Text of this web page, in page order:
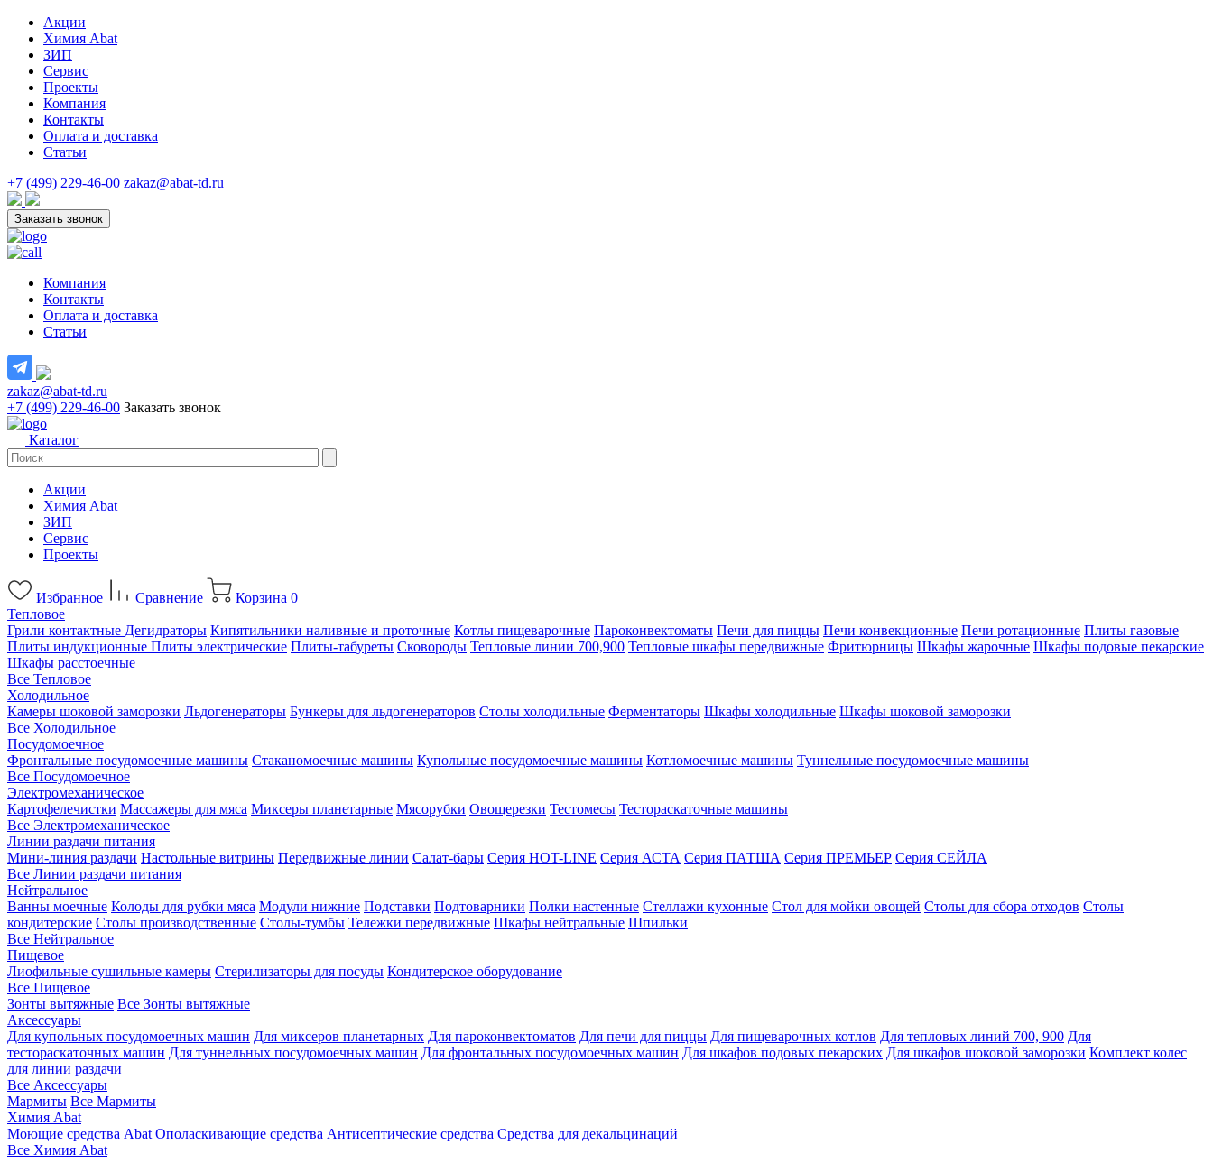
Акции
Химия Abat
ЗИП
Сервис
Проекты
Компания
Контакты
Оплата и доставка
Статьи
+7 (499) 229-46-00 zakaz@abat-td.ru
Заказать звонок
Компания
Контакты
Оплата и доставка
Статьи
zakaz@abat-td.ru
+7 (499) 229-46-00 Заказать звонок
Каталог
Акции
Химия Abat
ЗИП
Сервис
Проекты
Избранное Сравнение Корзина 0
Тепловое
Грили контактные Дегидраторы Кипятильники наливные и проточные Котлы пищеварочные Пароконвектоматы Печи для пиццы Печи конвекционные Печи ротационные Плиты газовые
Плиты индукционные Плиты электрические Плиты-табуреты Сковороды Тепловые линии 700,900 Тепловые шкафы передвижные Фритюрницы Шкафы жарочные Шкафы подовые пекарские
Шкафы расстоечные
Все Тепловое
Холодильное
Камеры шоковой заморозки Льдогенераторы Бункеры для льдогенераторов Столы холодильные Ферментаторы Шкафы холодильные Шкафы шоковой заморозки
Все Холодильное
Посудомоечное
Фронтальные посудомоечные машины Стаканомоечные машины Купольные посудомоечные машины Котломоечные машины Туннельные посудомоечные машины
Все Посудомоечное
Электромеханическое
Картофелечистки Массажеры для мяса Миксеры планетарные Мясорубки Овощерезки Тестомесы Тестораскаточные машины
Все Электромеханическое
Линии раздачи питания
Мини-линия раздачи Настольные витрины Передвижные линии Салат-бары Серия HOT-LINE Серия АСТА Серия ПАТША Серия ПРЕМЬЕР Серия СЕЙЛА
Все Линии раздачи питания
Нейтральное
Ванны моечные Колоды для рубки мяса Модули нижние Подставки Подтоварники Полки настенные Стеллажи кухонные Стол для мойки овощей Столы для сбора отходов Столы
кондитерские Столы производственные Столы-тумбы Тележки передвижные Шкафы нейтральные Шпильки
Все Нейтральное
Пищевое
Лиофильные сушильные камеры Стерилизаторы для посуды Кондитерское оборудование
Все Пищевое
Зонты вытяжные Все Зонты вытяжные
Аксессуары
Для купольных посудомоечных машин Для миксеров планетарных Для пароконвектоматов Для печи для пиццы Для пищеварочных котлов Для тепловых линий 700, 900 Для
тестораскаточных машин Для туннельных посудомоечных машин Для фронтальных посудомоечных машин Для шкафов подовых пекарских Для шкафов шоковой заморозки Комплект колес
для линии раздачи
Все Аксессуары
Мармиты Все Мармиты
Химия Abat
Моющие средства Abat Ополаскивающие средства Антисептические средства Средства для декальцинаций
Все Химия Abat